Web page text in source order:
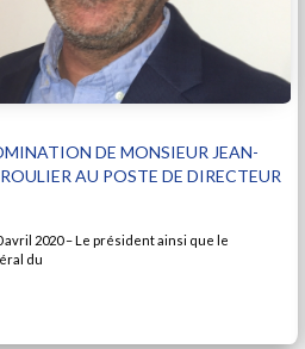
DE MONSIEUR JEAN-
AU POSTE DE DIRECTEUR
avril 2020 – Le président ainsi que le
du